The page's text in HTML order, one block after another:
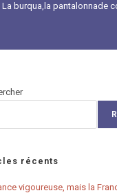
La burqua,la pantalonnade
récents
vigoureuse, mais la